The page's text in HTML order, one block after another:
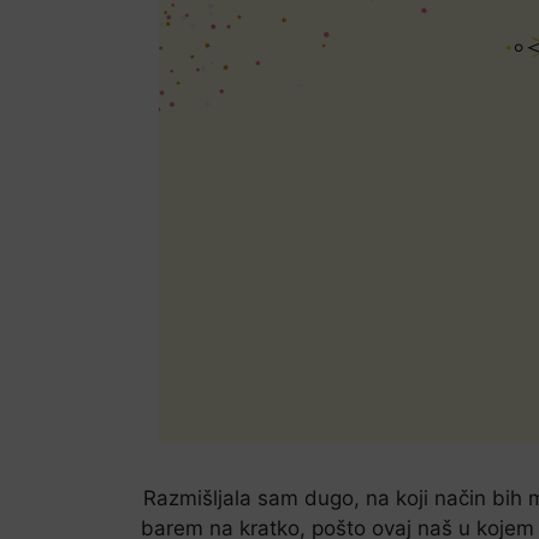
Razmišljala sam dugo, na koji način
barem na kratko, pošto ovaj naš u